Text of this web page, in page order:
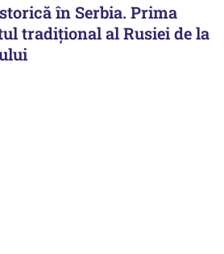
în Serbia. Prima
tradițional al Rusiei de la